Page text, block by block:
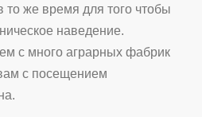
то же время для того чтобы
наведение.
с много аграрных фабрик
с посещением